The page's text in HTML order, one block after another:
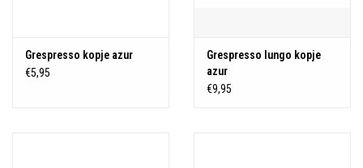
Grespresso kopje azur
€5,95
Grespresso lungo kopje
azur
€9,95